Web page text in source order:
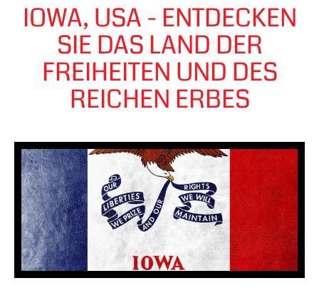
IOWA, USA - ENTDECKEN
SIE DAS LAND DER
FREIHEITEN UND DES
REICHEN ERBES